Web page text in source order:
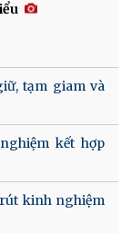
tạm giam và
kết hợp
kinh nghiệm